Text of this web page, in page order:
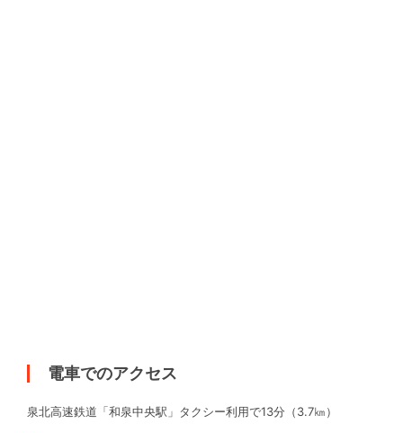
電車でのアクセス
泉北高速鉄道「和泉中央駅」タクシー利用で13分（3.7㎞）